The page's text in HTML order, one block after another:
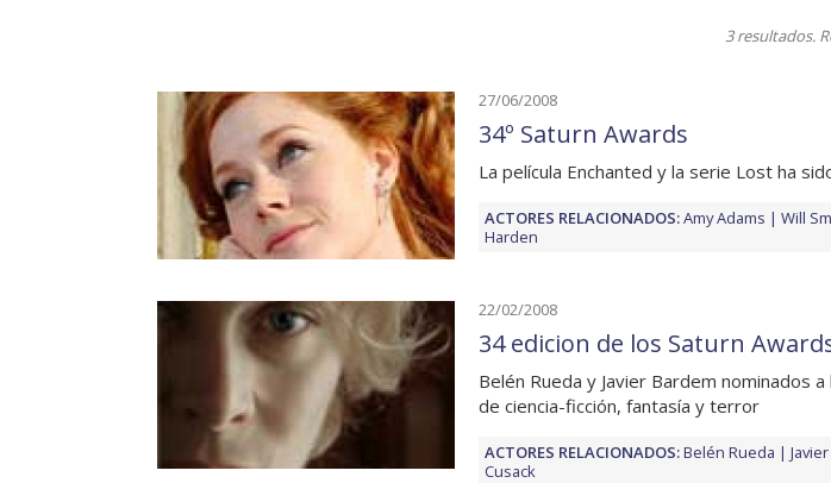
3 resultados.
27/06/2008
34º Saturn Awards
La película Enchanted y la serie Lost ha
ACTORES RELACIONADOS:Amy Adams Will
Harden
22/02/2008
34 edicion de los Saturn
Belén Rueda y Javier Bardem nominados
de ciencia-ficción, fantasía y terror
ACTORES RELACIONADOS:Belén Rueda
Cusack